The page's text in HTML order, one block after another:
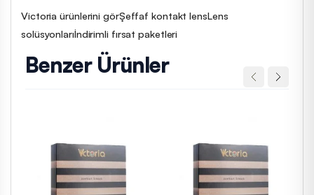
Victoria ürünlerini görŞeffaf kontakt lensLens
solüsyonlarıİndirimli fırsat paketleri
Benzer Ürünler